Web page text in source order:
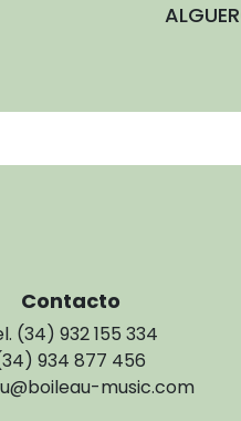
Contacto
(34) 932 155 334
934 877 456
music.com